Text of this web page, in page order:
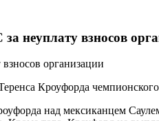
неуплату взносов
Кроуфорда
над мексиканцем